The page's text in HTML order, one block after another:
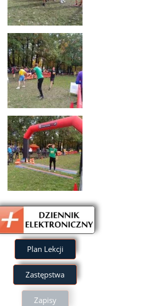
Plan Lekcji
Zastępstwa
Zapisy